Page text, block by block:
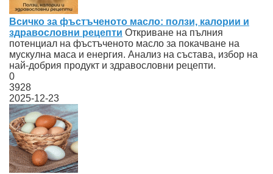
Всичко за фъстъченото масло: ползи, калории и
здравословни рецепти Откриване на пълния
потенциал на фъстъченото масло за покачване на
мускулна маса и енергия. Анализ на състава, избор на
най-добрия продукт и здравословни рецепти.
0
3928
2025-12-23